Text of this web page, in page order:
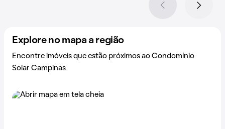
Explore no mapa a região
Encontre imóveis que estão próximos ao Condomínio
Solar Campinas